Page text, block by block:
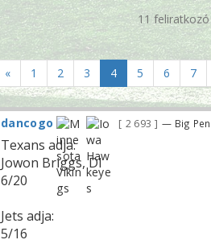
11 feliratkozó
« 1 2 3 4 5 6 7
dancogo 2 693 — Big
Texans adja:
Jowon Briggs, DI
6/20
Jets adja:
5/16